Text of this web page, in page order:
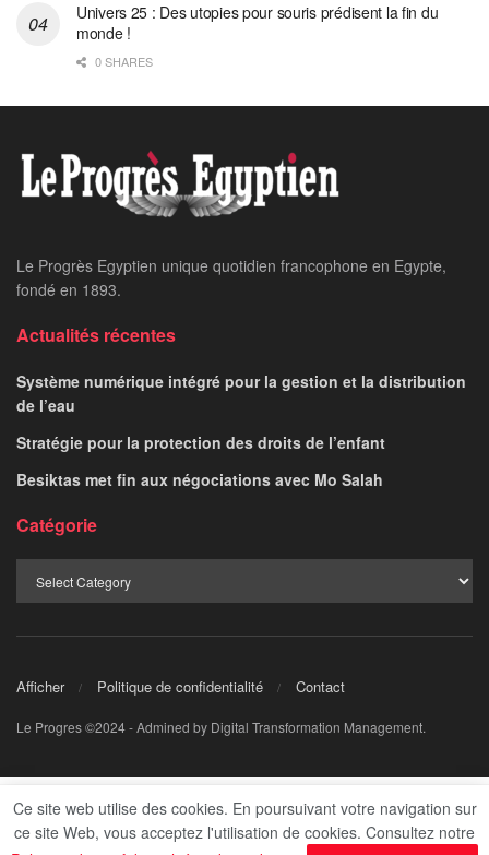
Univers 25 : Des utopies pour souris prédisent la fin du
monde !
0 SHARES
Le Progrès Egyptien unique quotidien francophone en Egypte,
fondé en 1893.
Actualités récentes
Système numérique intégré pour la gestion et la distribution
de l’eau
Stratégie pour la protection des droits de l’enfant
Besiktas met fin aux négociations avec Mo Salah
Catégorie
Afficher Politique de confidentialité Contact
Le Progres ©2024 - Admined by Digital Transformation Management.
Ce site web utilise des cookies. En poursuivant votre navigation sur
ce site Web, vous acceptez l'utilisation de cookies. Consultez notre